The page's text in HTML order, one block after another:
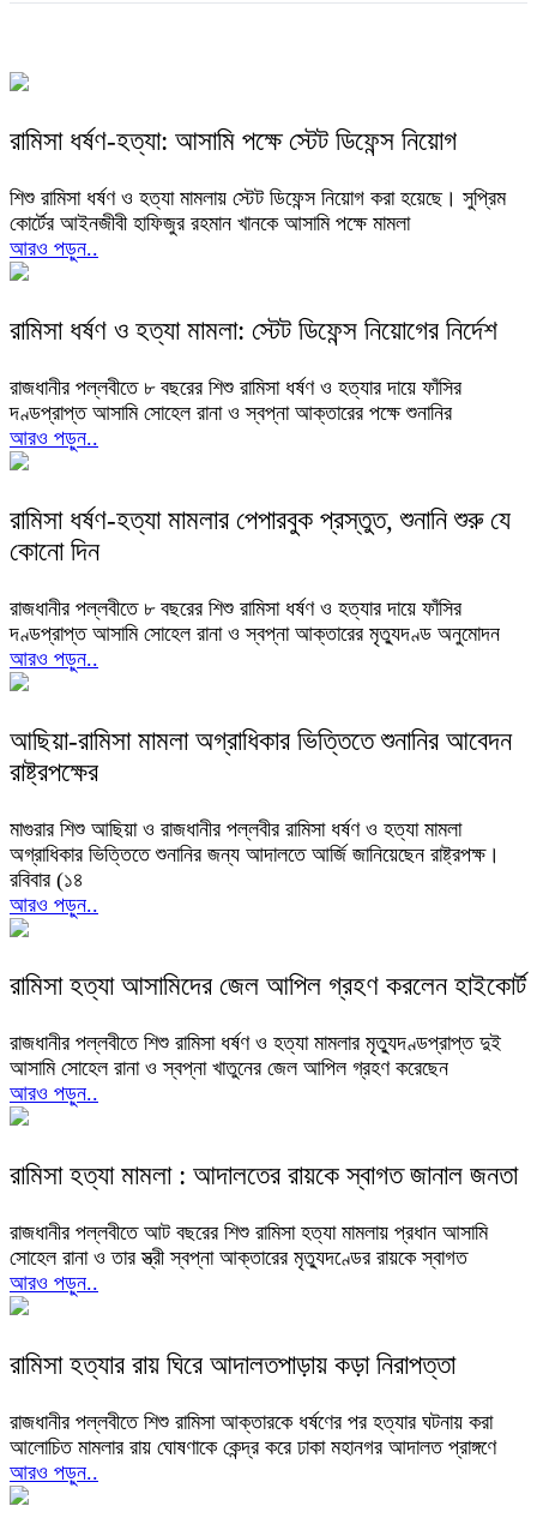
রামিসা ধর্ষণ-হত্যা: আসামি পক্ষে স্টেট ডিফেন্স নিয়োগ
শিশু রামিসা ধর্ষণ ও হত্যা মামলায় স্টেট ডিফেন্স নিয়োগ করা হয়েছে। সুপ্রিম
কোর্টের আইনজীবী হাফিজুর রহমান খানকে আসামি পক্ষে মামলা
আরও পড়ুন..
রামিসা ধর্ষণ ও হত্যা মামলা: স্টেট ডিফেন্স নিয়োগের নির্দেশ
রাজধানীর পল্লবীতে ৮ বছরের শিশু রামিসা ধর্ষণ ও হত্যার দায়ে ফাঁসির
দণ্ডপ্রাপ্ত আসামি সোহেল রানা ও স্বপ্না আক্তারের পক্ষে শুনানির
আরও পড়ুন..
রামিসা ধর্ষণ-হত্যা মামলার পেপারবুক প্রস্তুত, শুনানি শুরু যে
কোনো দিন
রাজধানীর পল্লবীতে ৮ বছরের শিশু রামিসা ধর্ষণ ও হত্যার দায়ে ফাঁসির
দণ্ডপ্রাপ্ত আসামি সোহেল রানা ও স্বপ্না আক্তারের মৃত্যুদণ্ড অনুমোদন
আরও পড়ুন..
আছিয়া-রামিসা মামলা অগ্রাধিকার ভিত্তিতে শুনানির আবেদন
রাষ্ট্রপক্ষের
মাগুরার শিশু আছিয়া ও রাজধানীর পল্লবীর রামিসা ধর্ষণ ও হত্যা মামলা
অগ্রাধিকার ভিত্তিতে শুনানির জন্য আদালতে আর্জি জানিয়েছেন রাষ্ট্রপক্ষ।
রবিবার (১৪
আরও পড়ুন..
রামিসা হত্যা আসামিদের জেল আপিল গ্রহণ করলেন হাইকোর্ট
রাজধানীর পল্লবীতে শিশু রামিসা ধর্ষণ ও হত্যা মামলার মৃত্যুদণ্ডপ্রাপ্ত দুই
আসামি সোহেল রানা ও স্বপ্না খাতুনের জেল আপিল গ্রহণ করেছেন
আরও পড়ুন..
রামিসা হত্যা মামলা : আদালতের রায়কে স্বাগত জানাল জনতা
রাজধানীর পল্লবীতে আট বছরের শিশু রামিসা হত্যা মামলায় প্রধান আসামি
সোহেল রানা ও তার স্ত্রী স্বপ্না আক্তারের মৃত্যুদণ্ডের রায়কে স্বাগত
আরও পড়ুন..
রামিসা হত্যার রায় ঘিরে আদালতপাড়ায় কড়া নিরাপত্তা
রাজধানীর পল্লবীতে শিশু রামিসা আক্তারকে ধর্ষণের পর হত্যার ঘটনায় করা
আলোচিত মামলার রায় ঘোষণাকে কেন্দ্র করে ঢাকা মহানগর আদালত প্রাঙ্গণে
আরও পড়ুন..